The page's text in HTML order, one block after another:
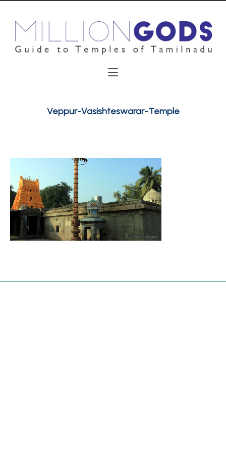
Veppur-Vasishteswarar-Temple